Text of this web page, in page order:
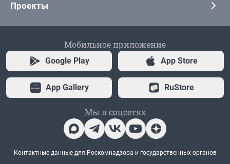
Проекты
Мобильное приложение
Google Play App Store
App Gallery RuStore
Мы в соцсетях
Контактные данные для Роскомнадзора и государственных органов